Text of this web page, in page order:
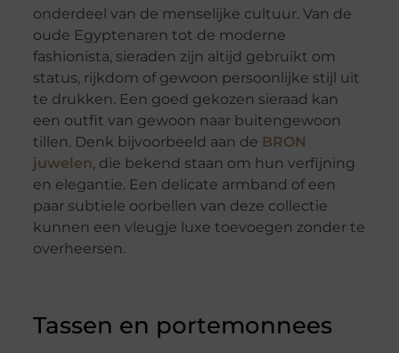
onderdeel van de menselijke cultuur. Van de
oude Egyptenaren tot de moderne
fashionista, sieraden zijn altijd gebruikt om
status, rijkdom of gewoon persoonlijke stijl uit
te drukken. Een goed gekozen sieraad kan
een outfit van gewoon naar buitengewoon
tillen. Denk bijvoorbeeld aan de BRON
juwelen, die bekend staan om hun verfijning
en elegantie. Een delicate armband of een
paar subtiele oorbellen van deze collectie
kunnen een vleugje luxe toevoegen zonder te
overheersen.
Tassen en portemonnees